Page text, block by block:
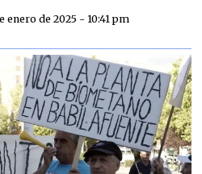
enero de 2025 - 10:41 pm